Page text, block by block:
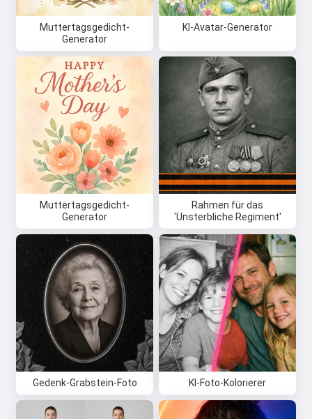
Muttertagsgedicht-
Generator
KI-Avatar-Generator
Muttertagsgedicht-
Generator
Rahmen für das
'Unsterbliche Regiment'
Gedenk-Grabstein-Foto KI-Foto-Kolorierer